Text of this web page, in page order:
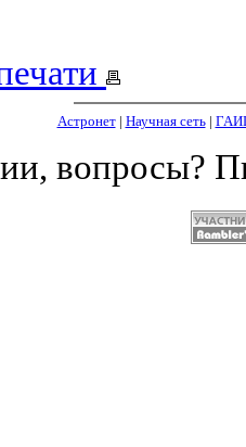
Астронет| Научная сеть|
вопросы?